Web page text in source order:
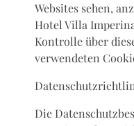
Websites sehen,
Hotel Villa
Kontrolle über
verwendeten
Die